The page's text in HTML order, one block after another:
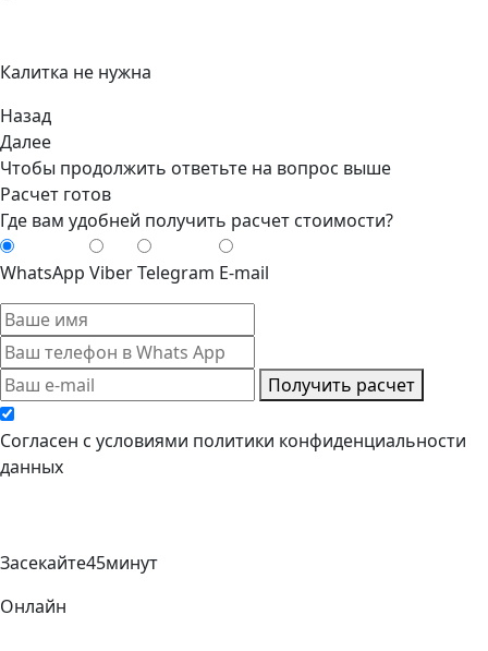
Калитка не нужна
Назад
Далее
Чтобы продолжить ответьте на вопрос выше
Расчет готов
Где вам удобней получить расчет стоимости?
WhatsApp ViberTelegram E-mail
Получить расчет
Cогласен с условиями политики конфиденциальности
данных
Засекайте45минут
Онлайн